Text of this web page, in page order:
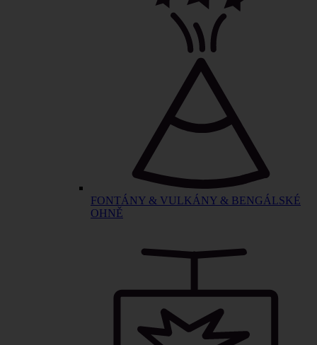
FONTÁNY & VULKÁNY & BENGÁLSKÉ
OHNĚ